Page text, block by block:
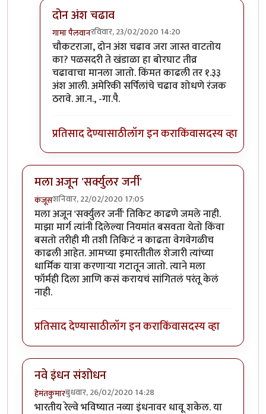
दोन अंश चढाव
गामा पैलवानरविवार, 23/02/2020 14:20
In reply toअगदी बरोबरbyचौकटराजा
चौकटराजा, दोन अंश चढाव जरा जास्त वाटतोय
का? पळसदरी ते खंडाळा हा बोरघाट तीव्र
चढावाचा मानला जातो. किंमत काढली तर १.३३
अंश आली. अमेरिकी सर्पिलांचे चढाव शोधणे रंजक
ठरावे. आ.न., -गा.पै.
प्रतिसाद देण्यासाठीलॉग इन कराकिंवासदस्य व्हा
मला अजून 'सर्क्युलर जर्नी'
कंजूसशनिवार, 22/02/2020 17:05
मला अजून 'सर्क्युलर जर्नी' तिकिट काढणे जमले नाही.
माझा मार्ग त्यांनी दिलेल्या नियमांत बसवता येतो किंवा
बसतो तरीही मी तशी तिकिटं न काढता वेगवेगळीच
काढली आहेत. आमच्या इमारतीतील शेजारी त्यांच्या
धार्मिक यात्रा करणाऱ्या गटातून जातो. त्याने मला
फॉर्मही दिला आणि कसं करायचं सांगितलं परंतू केलं
नाही.
प्रतिसाद देण्यासाठीलॉग इन कराकिंवासदस्य व्हा
नवे इंधन संशोधन
हेमंतकुमारबुधवार, 26/02/2020 14:28
भारतीय रेल्वे भविष्यात नव्या इंधनावर धावू शकेल. या